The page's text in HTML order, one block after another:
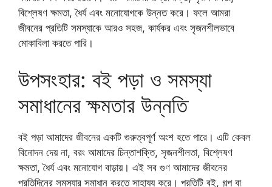
বিশ্লেষণ ক্ষমতা, ধৈর্য এবং মনোযোগকে উন্নত করে। ফলে আমরা
জীবনের প্রতিটি সমস্যাকে আরও সহজ, কার্যকর এবং সৃজনশীলভাবে
মোকাবিলা করতে পারি।
উপসংহার: বই পড়া ও সমস্যা
সমাধানের ক্ষমতার উন্নতি
বই পড়া আমাদের জীবনের একটি গুরুত্বপূর্ণ অংশ হতে পারে। এটি কেবল
বিনোদন দেয় না, বরং আমাদের চিন্তাশক্তি, সৃজনশীলতা, বিশ্লেষণ
ক্ষমতা, ধৈর্য এবং মনোযোগ বাড়ায়। এই সব গুণ আমাদের জীবনের
প্রতিদিনের সমস্যার সমাধান করতে সাহায্য করে। প্রতিটি বই, গল্প বা